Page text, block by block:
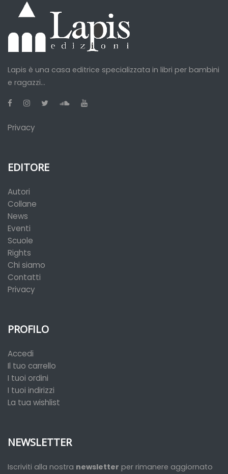
Lapis è una casa editrice specializzata in libri per bambini
e ragazzi...
Privacy
EDITORE
Autori
Collane
News
Eventi
Scuole
Rights
Chi siamo
Contatti
Privacy
PROFILO
Accedi
Il tuo carrello
I tuoi ordini
I tuoi indirizzi
La tua wishlist
NEWSLETTER
Iscriviti alla nostra newsletter per rimanere aggiornato